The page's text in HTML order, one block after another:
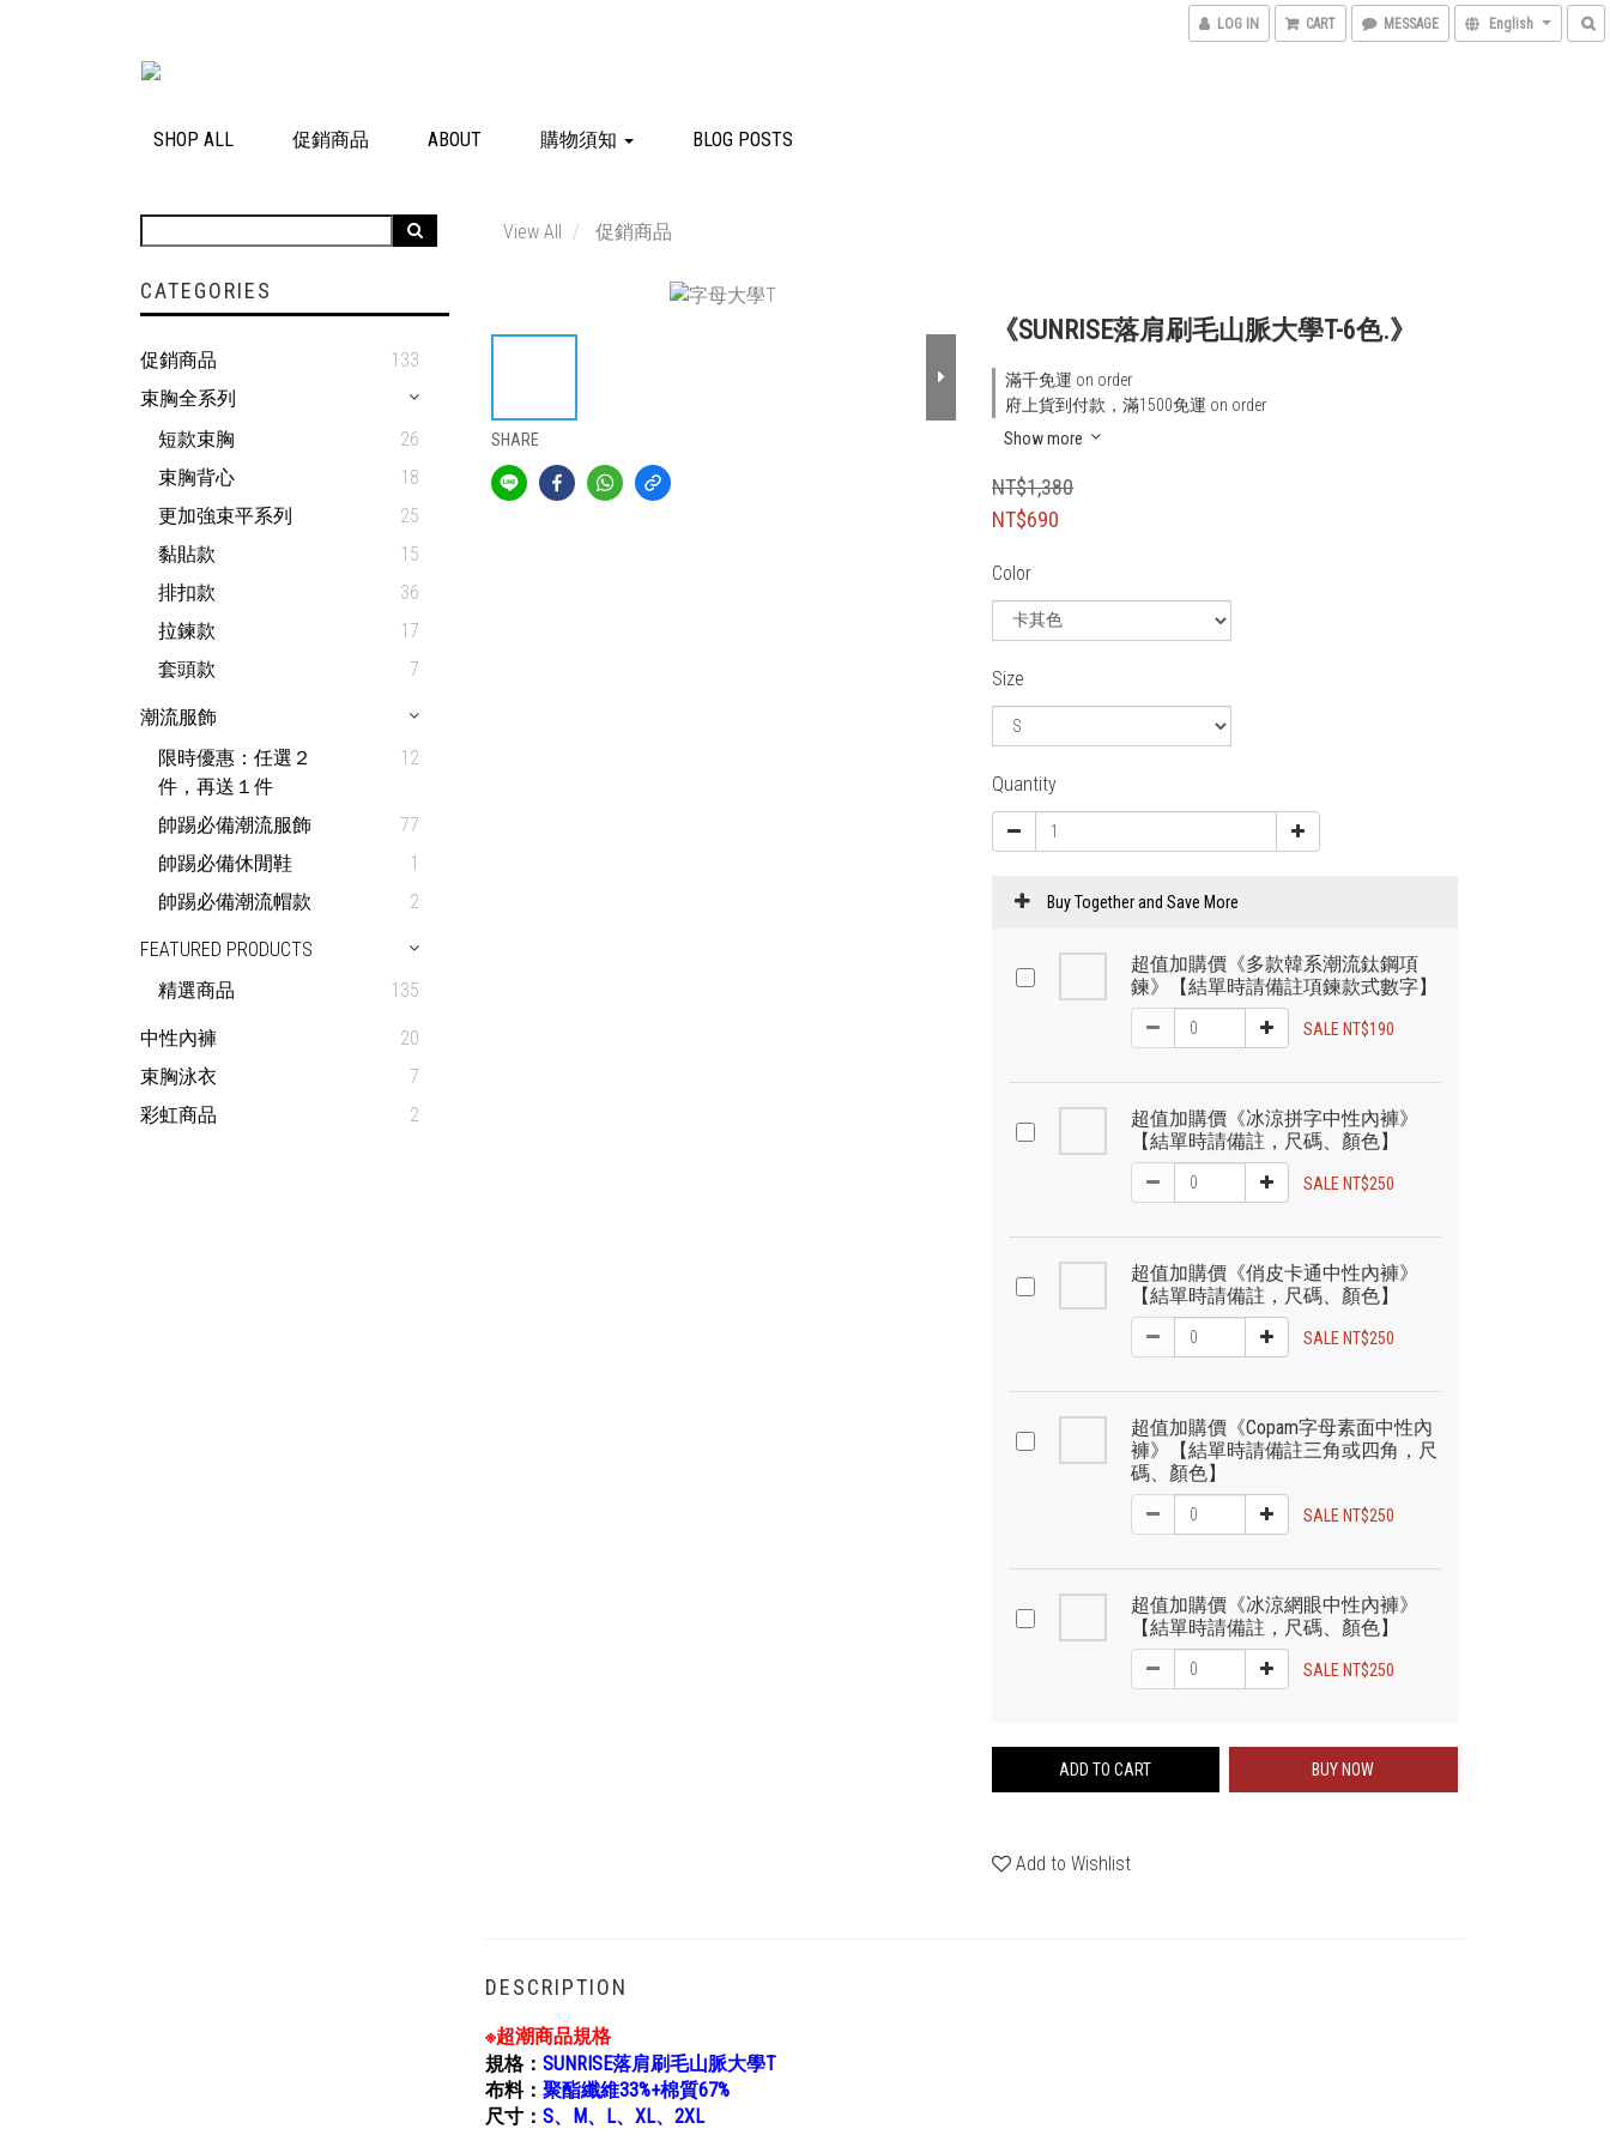
LOG IN CART MESSAGE English
SHOP ALL 促銷商品 ABOUT 購物須知 BLOG POSTS
CATEGORIES
促銷商品
133
束胸全系列
短款束胸
26
束胸背心
18
更加強束平系列
25
黏貼款
15
排扣款
36
拉鍊款
17
套頭款
7
潮流服飾
限時優惠：任選２
件，再送１件
12
帥踢必備潮流服飾
77
帥踢必備休閒鞋
1
帥踢必備潮流帽款
2
FEATURED PRODUCTS
精選商品
135
中性內褲
20
束胸泳衣
7
彩虹商品
2
View All 促銷商品
SHARE
《SUNRISE落肩刷毛山脈大學T-6色.》
滿千免運 on order
府上貨到付款，滿1500免運 on order
Show more
NT$1,380
NT$690
Color
Size
Quantity
Buy Together and Save More
超值加購價《多款韓系潮流鈦鋼項
鍊》【結單時請備註項鍊款式數字】
SALE NT$190
超值加購價《冰涼拼字中性內褲》
【結單時請備註，尺碼、顏色】
SALE NT$250
超值加購價《俏皮卡通中性內褲》
【結單時請備註，尺碼、顏色】
SALE NT$250
超值加購價《Copam字母素面中性內
褲》【結單時請備註三角或四角，尺
碼、顏色】
SALE NT$250
超值加購價《冰涼網眼中性內褲》
【結單時請備註，尺碼、顏色】
SALE NT$250
ADD TO CART BUY NOW
Add to Wishlist
DESCRIPTION
※超潮商品規格
規格： SUNRISE落肩刷毛山脈大學T
布料： 聚酯纖維33%+棉質67%
尺寸： S、M、L、XL、2XL